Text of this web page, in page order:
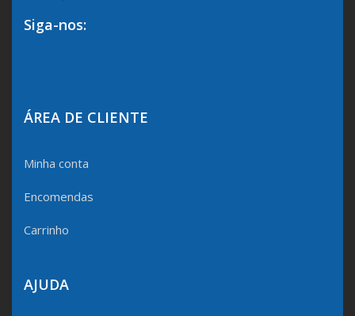
Siga-nos:
ÁREA DE CLIENTE
Minha conta
Encomendas
Carrinho
AJUDA